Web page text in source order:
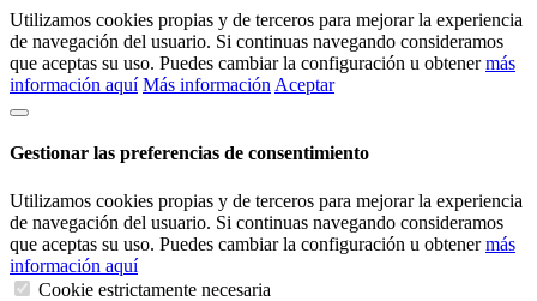
Utilizamos cookies propias y de terceros para mejorar la experiencia
de navegación del usuario. Si continuas navegando consideramos
que aceptas su uso. Puedes cambiar la configuración u obtenermás
información aquí Más información Aceptar
Gestionar las preferencias de consentimiento
Utilizamos cookies propias y de terceros para mejorar la experiencia
de navegación del usuario. Si continuas navegando consideramos
que aceptas su uso. Puedes cambiar la configuración u obtenermás
información aquí
Cookie estrictamente necesaria